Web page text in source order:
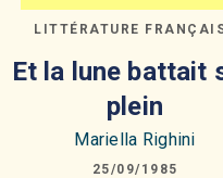
LITTÉRATURE
Et la lune battait
plein
Mariella Righini
25/09/1985